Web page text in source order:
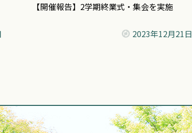
【開催報告】2学期終業式・集会を実施
2023年12月21日